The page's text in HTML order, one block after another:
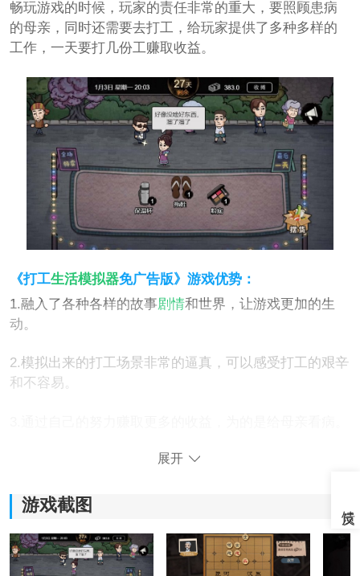
畅玩游戏的时候，玩家的责任非常的重大，要照顾患病
的母亲，同时还需要去打工，给玩家提供了多种多样的
工作，一天要打几份工赚取收益。
《打工生活模拟器免广告版》游戏优势：
1.融入了各种各样的故事剧情和世界，让游戏更加的生
动。
2.模拟出来的打工场景非常的逼真，可以感受打工的艰辛
和不容易。
4.所有的工作都要从基层做起，一定要奋发图强和努力。
展开
游戏截图